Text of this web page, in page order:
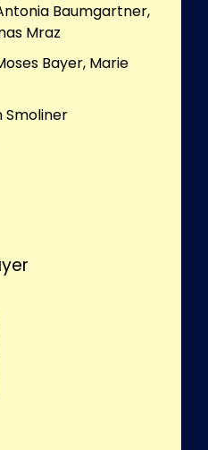
Baumgartner,
Mraz
Bayer, Marie
Smoliner